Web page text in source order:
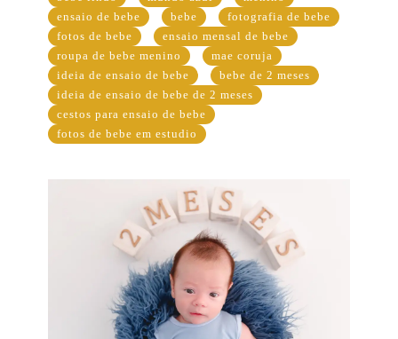
ensaio de bebe
bebe
fotografia de bebe
fotos de bebe
ensaio mensal de bebe
roupa de bebe menino
mae coruja
ideia de ensaio de bebe
bebe de 2 meses
ideia de ensaio de bebe de 2 meses
cestos para ensaio de bebe
fotos de bebe em estudio